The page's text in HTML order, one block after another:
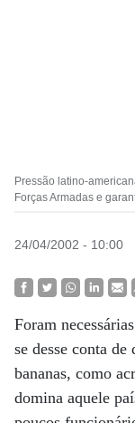
Pressão latino-
Forças Armadas e
24/04/2002 - 10:00
Foram
se desse conta
bananas, como
domina aquele